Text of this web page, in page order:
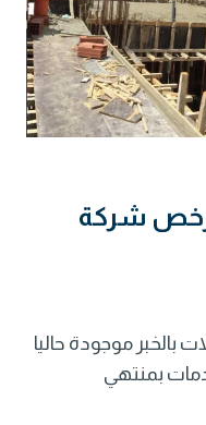
شركة
موجودة حاليا
بمنتهي